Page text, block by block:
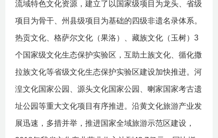
流域特色文化资源，建立了以国家级项目为龙头、省级
项目为骨干、州县级项目为基础的四级非遗名录体系。
热贡文化、格萨尔文化（果洛）、藏族文化（玉树）3
个国家级文化生态保护实验区，互助土族文化、循化撒
拉族文化等省级文化生态保护实验区建设加快推进。河
湟文化国家公园、源头文化国家公园、喇家国家考古遗
址公园等重大文化项目有序推进。沿黄文化旅游产业发
展迅速，多措并举，推进国家全域旅游示范区建设，